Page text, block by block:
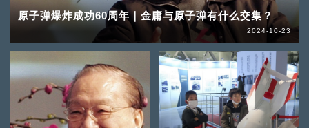
原子弹爆炸成功60周年｜金庸与原子弹有什么交集？
2024-10-23